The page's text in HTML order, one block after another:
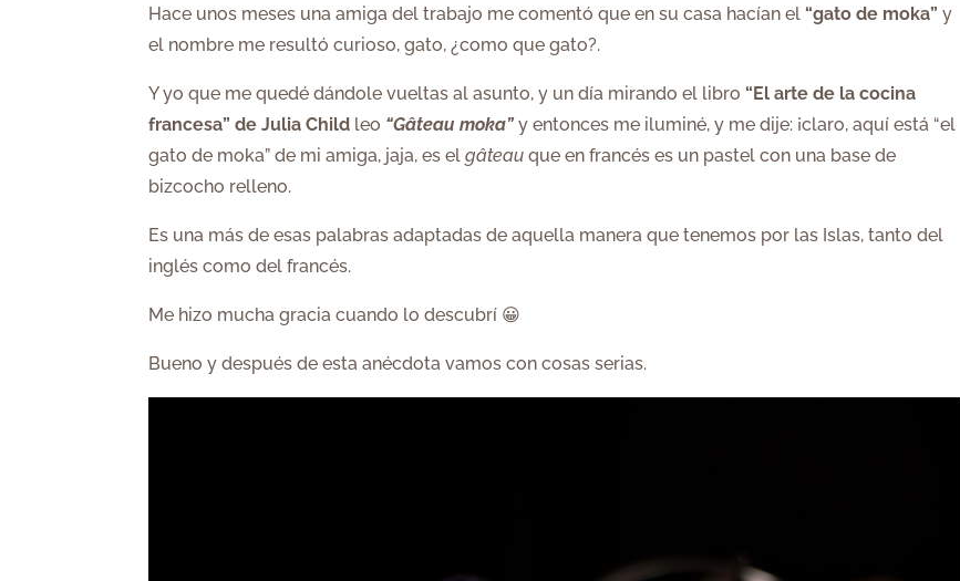
Hace unos meses una amiga del trabajo me comentó que en su casa hacían el “gato de moka” y
el nombre me resultó curioso, gato, ¿como que gato?.
Y yo que me quedé dándole vueltas al asunto, y un día mirando el libro “El arte de la cocina
francesa” de Julia Child leo “Gâteau moka” y entonces me iluminé, y me dije: ¡claro, aquí está “el
gato de moka” de mi amiga, jaja, es elgâteau que en francés es un pastel con una base de
bizcocho relleno.
Es una más de esas palabras adaptadas de aquella manera que tenemos por las Islas, tanto del
inglés como del francés.
Me hizo mucha gracia cuando lo descubrí 😀
Bueno y después de esta anécdota vamos con cosas serias.